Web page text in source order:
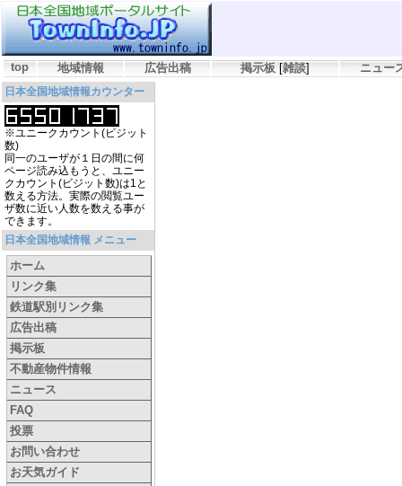
top 地域情報 広告出稿 掲示板 [雑談] ニュー
日本全国地域情報カウンター
※ユニークカウント(ビジット
数)
同一のユーザが１日の間に何
ページ読み込もうと、ユニー
クカウント(ビジット数)は1と
数える方法。実際の閲覧ユー
ザ数に近い人数を数える事が
できます。
日本全国地域情報 メニュー
ホーム
リンク集
鉄道駅別リンク集
広告出稿
掲示板
不動産物件情報
ニュース
FAQ
投票
お問い合わせ
お天気ガイド